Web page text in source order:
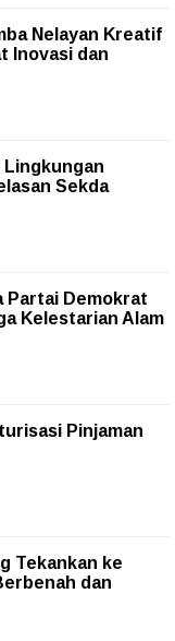
Nelayan Kreatif
Inovasi dan
Lingkungan
Sekda
Partai Demokrat
Kelestarian Alam
Pinjaman
Tekankan ke
dan